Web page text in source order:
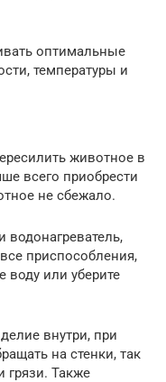
оптимальные
температуры и
животное в
всего приобрести
не сбежало.
водонагреватель,
приспособления,
воду или уберите
внутри, при
на стенки, так
грязи. Также